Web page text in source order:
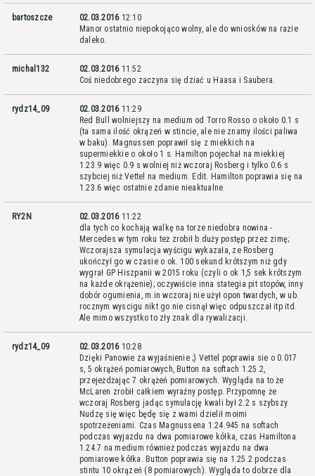
bartoszcze 02.03.2016 12:10
Manor ostatnio niepokojąco wolny, ale do wniosków na razie
daleko.
michal132 02.03.2016 11:52
Coś niedobrego zaczyna się dziać u Haasa i Saubera.
rydz14_09 02.03.2016 11:29
Red Bull wolniejszy na medium od Torro Rosso o około 0.1 s
(ta sama ilość okrązeń w stincie, ale nie znamy ilości paliwa
w baku). Magnussen poprawił się z miekkich na
supermiekkie o około 1 s. Hamilton pojechał na miekkiej
1.23.9 więc 0.9 s wolniej niż wczoraj Rosberg i tylko 0.6 s
szybciej niż Vettel na medium. Edit. Hamilton poprawia się na
1.23.6 więc ostatnie zdanie nieaktualne.
RY2N 02.03.2016 11:22
dla tych co kochają walkę na torze niedobra nowina -
Mercedes w tym roku też zrobił b.duży postęp przez zimę;
Wczorajsza symulacja wyścigu wykazała, ze Rosberg
ukończył go w czasie o ok. 100 sekund krótszym niż gdy
wygrał GP Hiszpanii w 2015 roku (czyli o ok 1,5 sek krótszym
na każde okrążenie); oczywiście inna stategia pit stopów, inny
dobór ogumienia, m.in wczoraj nie użył opon twardych, w ub.
rocznym wyscigu nikt go nie cisnął więc odpuszczał itp itd.
Ale mimo wszystko to zły znak dla rywalizacji.
rydz14_09 02.03.2016 10:28
Dzięki Panowie za wyjaśnienie ;) Vettel poprawia sie o 0.017
s, 5 okrążeń pomiarowych, Button na softach 1.25.2,
przejeżdżając 7 okrążeń pomiarowych. Wygląda na to że
McLaren zrobił całkiem wyraźny postęp. Przypomnę że
wczoraj Rosberg jadąc symulację kwali był 2.2 s szybszy.
Nudzę się więc będę się z wami dzielił moimi
spotrzeżeniami. Czas Magnussena 1.24.945 na softach
podczas wyjazdu na dwa pomiarowe kółka, czas Hamiltona
1.24.7 na medium również podczas wyjazdu na dwa
pomiarowe kółka. Button poprawia się na 1.25.2 podczas
stintu 10 okrązeń (8 pomiarowych). Wygląda to dobrze dla